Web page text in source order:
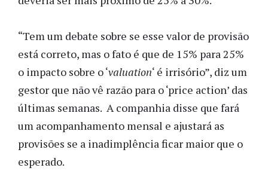
“Tem um debate sobre se esse valor de provisão
está correto, mas o fato é que de 15% para 25%
o impacto sobre o ‘valuation‘ é irrisório”, diz um
gestor que não vê razão para o ‘price action’ das
últimas semanas. A companhia disse que fará
um acompanhamento mensal e ajustará as
provisões se a inadimplência ficar maior que o
esperado.